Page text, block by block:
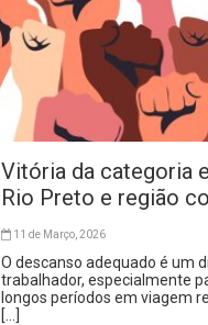
Vitória da categoria
Rio Preto e região
11 de Março, 2026
O descanso adequado é um
trabalhador, especialmente
longos períodos em viagem
[...]